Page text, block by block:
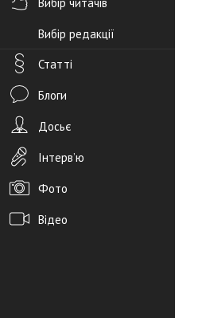
Вибір редакції
Статті
Блоги
Досьє
Інтерв’ю
Фото
Відео